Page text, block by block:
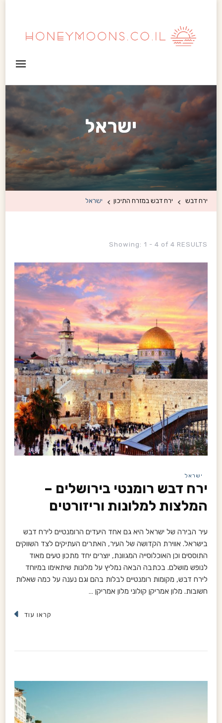
ישראל
ירח דבש ירח דבש במזרח התיכון ישראל
Showing: 1 - 4 of 4 RESULTS
ישראל
ירח דבש רומנטי בירושלים –
המלצות למלונות וריזורטים
עיר הבירה של ישראל היא גם אחד היעדים הרומנטיים לירח דבש
בישראל. אווירת הקדושה של העיר, האתרים העתיקים לצד השווקים
התוססים וכן האוכלוסייה המגוונת, יוצרים יחד מתכון טעים מאוד
לנופש מושלם. בכתבה הבאה נמליץ על מלונות שיתאימו במיוחד
לירח דבש, מקומות רומנטיים לבלות בהם וגם נענה על כמה שאלות
חשובות. מלון אמריקן קולוני מלון אמריקן …
קראו עוד